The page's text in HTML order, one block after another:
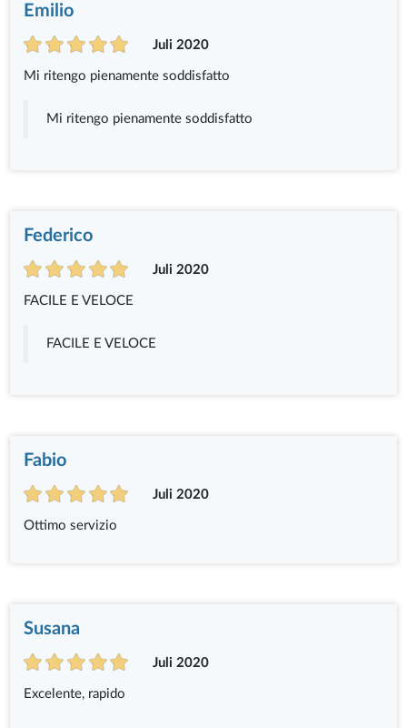
Emilio
Juli 2020
Mi ritengo pienamente soddisfatto
Mi ritengo pienamente soddisfatto
Federico
Juli 2020
FACILE E VELOCE
FACILE E VELOCE
Fabio
Juli 2020
Ottimo servizio
Susana
Juli 2020
Excelente, rapido